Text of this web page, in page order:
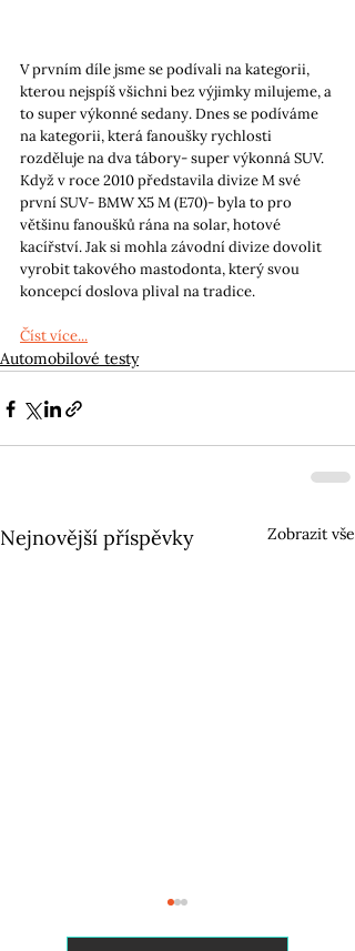
V prvním díle jsme se podívali na kategorii,
kterou nejspíš všichni bez výjimky milujeme, a
to super výkonné sedany. Dnes se podíváme
na kategorii, která fanoušky rychlosti
rozděluje na dva tábory- super výkonná SUV.
Když v roce 2010 představila divize M své
první SUV- BMW X5 M (E70)- byla to pro
většinu fanoušků rána na solar, hotové
kacířství. Jak si mohla závodní divize dovolit
vyrobit takového mastodonta, který svou
koncepcí doslova plival na tradice.
Číst více...
Automobilové testy
Nejnovější příspěvky Zobrazit vše